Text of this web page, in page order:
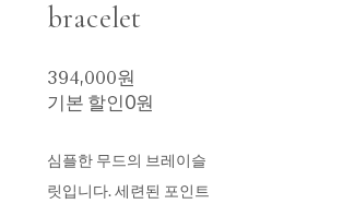
bracelet
394,000원
기본 할인0원
심플한 무드의 브레이슬
릿입니다. 세련된 포인트